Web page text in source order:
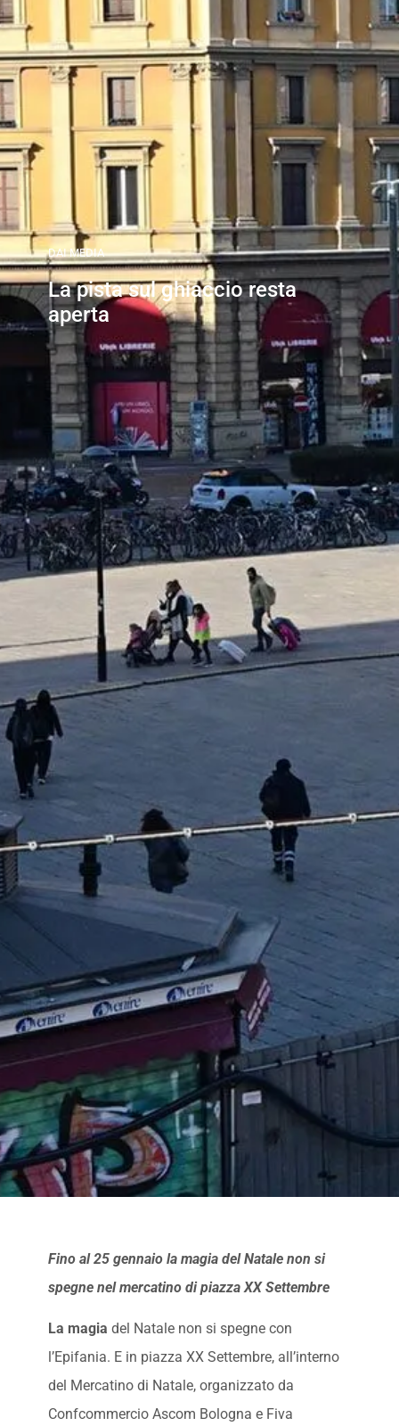
DAI MEDIA
La pista sul ghiaccio resta
aperta
Fino al 25 gennaio la magia del Natale non si
spegne nel mercatino di piazza XX Settembre
La magia del Natale non si spegne con
l’Epifania. E in piazza XX Settembre, all’interno
del Mercatino di Natale, organizzato da
Confcommercio Ascom Bologna e Fiva